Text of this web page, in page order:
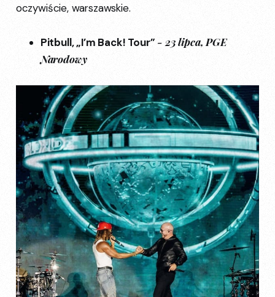
oczywiście, warszawskie.
Pitbull, „I’m Back! Tour” - 23 lipca, PGE
Narodowy